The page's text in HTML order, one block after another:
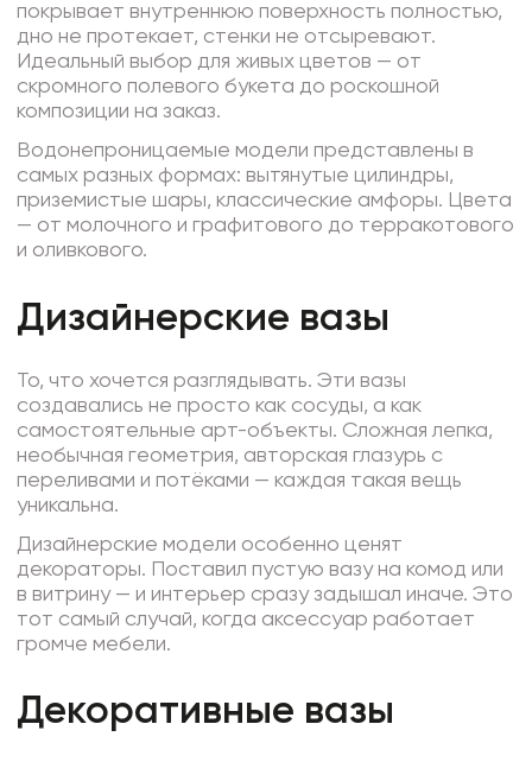
покрывает внутреннюю поверхность полностью,
дно не протекает, стенки не отсыревают.
Идеальный выбор для живых цветов — от
скромного полевого букета до роскошной
композиции на заказ.
Водонепроницаемые модели представлены в
самых разных формах: вытянутые цилиндры,
приземистые шары, классические амфоры. Цвета
— от молочного и графитового до терракотового
и оливкового.
Дизайнерские вазы
То, что хочется разглядывать. Эти вазы
создавались не просто как сосуды, а как
самостоятельные арт-объекты. Сложная лепка,
необычная геометрия, авторская глазурь с
переливами и потёками — каждая такая вещь
уникальна.
Дизайнерские модели особенно ценят
декораторы. Поставил пустую вазу на комод или
в витрину — и интерьер сразу задышал иначе. Это
тот самый случай, когда аксессуар работает
громче мебели.
Декоративные вазы